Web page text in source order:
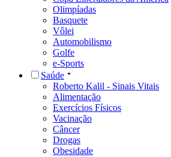
Olimpíadas
Basquete
Vôlei
Automobilismo
Golfe
e-Sports
Saúde
Roberto Kalil - Sinais Vitais
Alimentação
Exercícios Físicos
Vacinação
Câncer
Drogas
Obesidade